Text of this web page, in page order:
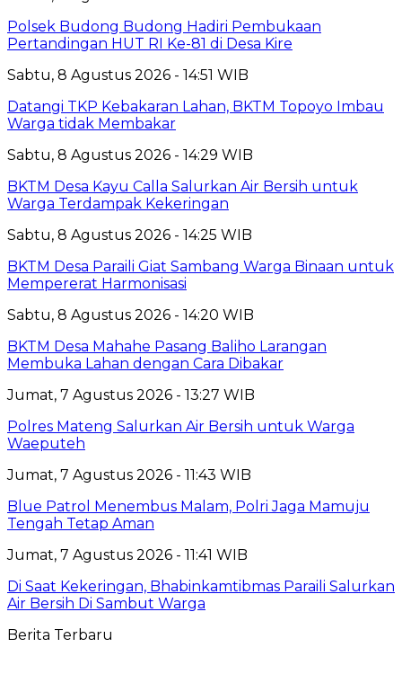
Polsek Budong Budong Hadiri Pembukaan
Pertandingan HUT RI Ke-81 di Desa Kire
Sabtu, 8 Agustus 2026 - 14:51 WIB
Datangi TKP Kebakaran Lahan, BKTM Topoyo Imbau
Warga tidak Membakar
Sabtu, 8 Agustus 2026 - 14:29 WIB
BKTM Desa Kayu Calla Salurkan Air Bersih untuk
Warga Terdampak Kekeringan
Sabtu, 8 Agustus 2026 - 14:25 WIB
BKTM Desa Paraili Giat Sambang Warga Binaan untuk
Mempererat Harmonisasi
Sabtu, 8 Agustus 2026 - 14:20 WIB
BKTM Desa Mahahe Pasang Baliho Larangan
Membuka Lahan dengan Cara Dibakar
Jumat, 7 Agustus 2026 - 13:27 WIB
Polres Mateng Salurkan Air Bersih untuk Warga
Waeputeh
Jumat, 7 Agustus 2026 - 11:43 WIB
Blue Patrol Menembus Malam, Polri Jaga Mamuju
Tengah Tetap Aman
Jumat, 7 Agustus 2026 - 11:41 WIB
Di Saat Kekeringan, Bhabinkamtibmas Paraili Salurkan
Air Bersih Di Sambut Warga
Berita Terbaru